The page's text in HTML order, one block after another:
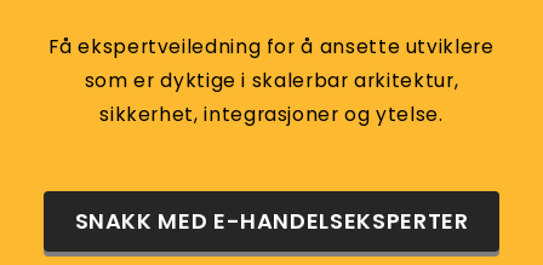
Få ekspertveiledning for å ansette utviklere
som er dyktige i skalerbar arkitektur,
sikkerhet, integrasjoner og ytelse.
SNAKK MED E-HANDELSEKSPERTER